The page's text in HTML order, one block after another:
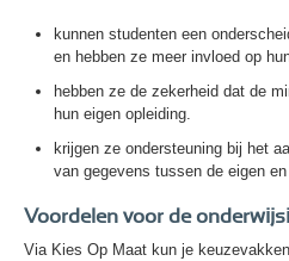
kunnen studenten een
en hebben ze meer invloed op
hebben ze de zekerheid dat de
hun eigen opleiding.
krijgen ze ondersteuning bij het
van gegevens tussen de eigen
Voordelen voor de
Via Kies Op Maat kun je